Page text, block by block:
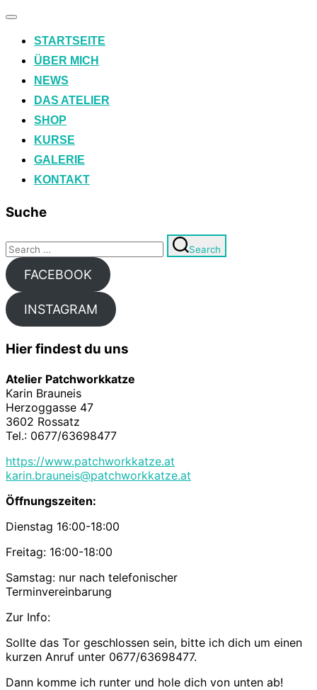
Toggle
STARTSEITE
ÜBER MICH
NEWS
DAS ATELIER
SHOP
KURSE
GALERIE
KONTAKT
Suche
Search
for:
Search
FACEBOOK
INSTAGRAM
Hier findest du uns
Atelier Patchworkkatze
Karin Brauneis
Herzoggasse 47
3602 Rossatz
Tel.: 0677/63698477
https://www.patchworkkatze.at
karin.brauneis@patchworkkatze.at
Öffnungszeiten:
Dienstag 16:00-18:00
Freitag: 16:00-18:00
Samstag: nur nach telefonischer
Terminvereinbarung
Zur Info:
Sollte das Tor geschlossen sein, bitte ich dich um einen
kurzen Anruf unter 0677/63698477.
Dann komme ich runter und hole dich von unten ab!